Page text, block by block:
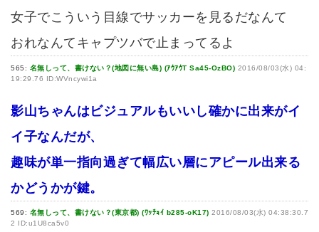
女子でこういう目線でサッカーを見るだなんて
おれなんてキャプツバで止まってるよ
565: 名無しって、書けない？(地図に無い島) (ｱｳｱｳT Sa45-OzBO) 2016/08/03(水) 04:
19:29.76 ID:WVncywi1a
影山ちゃんはビジュアルもいいし確かに出来がイ
イ子なんだが、
趣味が単一指向過ぎて幅広い層にアピール出来る
かどうかが鍵。
569: 名無しって、書けない？(東京都) (ﾜｯﾁｮｲ b285-oK17) 2016/08/03(水) 04:38:30.7
2 ID:u1U8ca5v0